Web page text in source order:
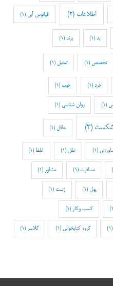
اطلاعات (2) اقیانوس آبی (1)
بد(1) برند (1)
تخصص (1) تمثیل (1)
خرد (1) خوب(1)
(1) روان شناسی (1)
(3) عاقل (1)
(1) عقل (1) غلط (1)
مسافرت (1) مشاور (1)
پول (1) ژست(1)
کسب وکار (1)
(1) گروه کتابخوانی (1) گلاسر (1)